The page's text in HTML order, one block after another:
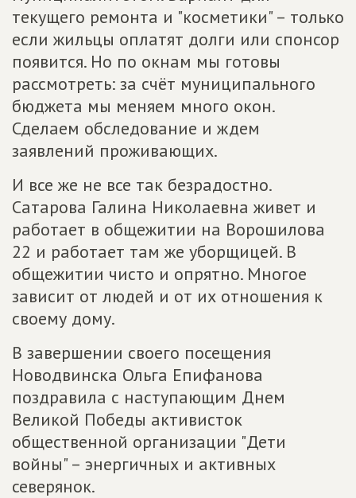
текущего ремонта и "косметики" – только
если жильцы оплатят долги или спонсор
появится. Но по окнам мы готовы
рассмотреть: за счёт муниципального
бюджета мы меняем много окон.
Сделаем обследование и ждем
заявлений проживающих.
И все же не все так безрадостно.
Сатарова Галина Николаевна живет и
работает в общежитии на Ворошилова
22 и работает там же уборщицей. В
общежитии чисто и опрятно. Многое
зависит от людей и от их отношения к
своему дому.
В завершении своего посещения
Новодвинска Ольга Епифанова
поздравила с наступающим Днем
Великой Победы активисток
общественной организации "Дети
войны" – энергичных и активных
северянок.